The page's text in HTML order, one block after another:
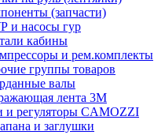
(запчасти)
и насосы гур
кабины
и рем.комплекты
группы товаров
валы
лента 3М
и регуляторы CAMOZZI
и заглушки